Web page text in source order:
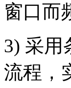
窗口而
3) 采用
流程，